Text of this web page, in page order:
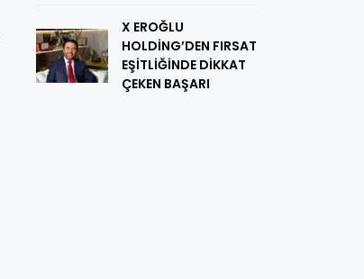
X EROĞLU
HOLDİNG’DEN FIRSAT
EŞİTLİĞİNDE DİKKAT
ÇEKEN BAŞARI